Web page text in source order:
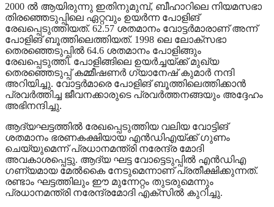
2000 ല്‍ ആയിരുന്നു ഇതിനുമുമ്പ്, ബീഹാറിലെ നിയമസഭാ
തിരഞ്ഞെടുപ്പിലെ ഏറ്റവും ഉയര്‍ന്ന പോളിങ്
രേഖപ്പെടുത്തിയത്. 62.57 ശതമാനം വോട്ടര്‍മാരാണ് അന്ന്
പോളിങ് ബൂത്തിലെത്തിയത്. 1998 ലെ ലോക്‌സഭാ
തെരഞ്ഞെടുപ്പില്‍ 64.6 ശതമാനം പോളിങ്ങും
രേഖപ്പെടുത്തി. പോളിങ്ങിലെ ഉയര്‍ച്ചയ്ക്ക് മുഖ്യ
തെരഞ്ഞെടുപ്പ് കമ്മീഷണര്‍ ഗ്യാനേഷ് കുമാര്‍ നന്ദി
അറിയിച്ചു. വോട്ടര്‍മാരെ പോളിങ് ബൂത്തിലെത്തിക്കാന്‍
പ്രവര്‍ത്തിച്ച ജീവനക്കാരുടെ പ്രവര്‍ത്തനങ്ങയും അദ്ദേഹം
അഭിനന്ദിച്ചു.
ആദ്യഘട്ടത്തില്‍ രേഖപ്പെടുത്തിയ വലിയ വോട്ടിങ്
ശതമാനം ഭരണകക്ഷിയായ എന്‍ഡിഎയ്ക്ക് ഗുണം
ചെയ്യുമെന്ന് പ്രധാനമന്ത്രി നരേന്ദ്ര മോദി
അവകാശപ്പെട്ടു. ആദ്യ ഘട്ട വോട്ടെടുപ്പില്‍ എന്‍ഡിഎ
ഗണ്യമായ മേല്‍കൈ നേടുമെന്നാണ് പ്രതീക്ഷിക്കുന്നത്.
രണ്ടാം ഘട്ടത്തിലും ഈ മുന്നേറ്റം തുടരുമെന്നും
പ്രധാനമന്ത്രി നരേന്ദ്രമോദി എക്‌സില്‍ കുറിച്ചു.